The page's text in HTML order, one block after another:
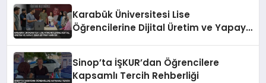
Karabük Üniversitesi Lise
Öğrencilerine Dijital Üretim ve Yapay
Sinop’ta İŞKUR’dan Öğrencilere
Kapsamlı Tercih Rehberliği